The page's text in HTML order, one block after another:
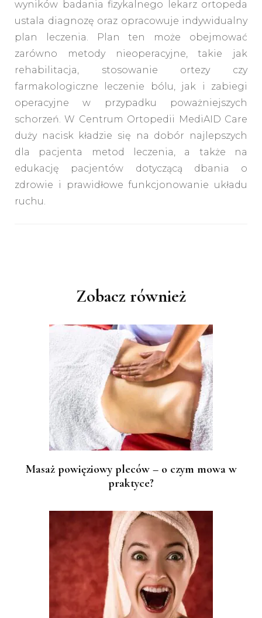
wyników badania fizykalnego lekarz ortopeda
ustala diagnozę oraz opracowuje indywidualny
plan leczenia. Plan ten może obejmować
zarówno metody nieoperacyjne, takie jak
rehabilitacja, stosowanie ortezy czy
farmakologiczne leczenie bólu, jak i zabiegi
operacyjne w przypadku poważniejszych
schorzeń. W Centrum Ortopedii MediAID Care
duży nacisk kładzie się na dobór najlepszych
dla pacjenta metod leczenia, a także na
edukację pacjentów dotyczącą dbania o
zdrowie i prawidłowe funkcjonowanie układu
ruchu.
Zobacz również
Masaż powięziowy pleców – o czym mowa w
praktyce?